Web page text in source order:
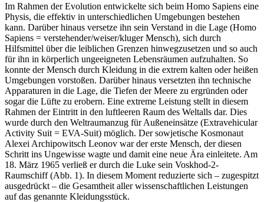
Im Rahmen der Evolution entwickelte sich beim Homo Sapiens eine
Physis, die effektiv in unterschiedlichen Umgebungen bestehen
kann. Darüber hinaus versetze ihn sein Verstand in die Lage (Homo
Sapiens = verstehender/weiser/kluger Mensch), sich durch
Hilfsmittel über die leiblichen Grenzen hinwegzusetzen und so auch
für ihn in körperlich ungeeigneten Lebensräumen aufzuhalten. So
konnte der Mensch durch Kleidung in die extrem kalten oder heißen
Umgebungen vorstoßen. Darüber hinaus versetzten ihn technische
Apparaturen in die Lage, die Tiefen der Meere zu ergründen oder
sogar die Lüfte zu erobern. Eine extreme Leistung stellt in diesem
Rahmen der Eintritt in den luftleeren Raum des Weltalls dar. Dies
wurde durch den Weltraumanzug für Außeneinsätze (Extravehicular
Activity Suit = EVA-Suit) möglich. Der sowjetische Kosmonaut
Alexei Archipowitsch Leonov war der erste Mensch, der diesen
Schritt ins Ungewisse wagte und damit eine neue Ära einleitete. Am
18. März 1965 verließ er durch die Luke sein Voskhod-2-
Raumschiff (Abb. 1). In diesem Moment reduzierte sich – zugespitzt
ausgedrückt – die Gesamtheit aller wissenschaftlichen Leistungen
auf das genannte Kleidungsstück.